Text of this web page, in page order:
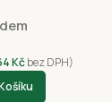
Kčbez DPH)